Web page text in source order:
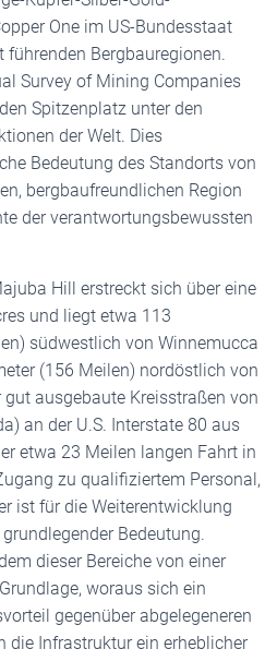
One im US-Bundesstaat
führenden Bergbauregionen.
Survey of Mining Companies
Spitzenplatz unter den
der Welt. Dies
Bedeutung des Standorts von
bergbaufreundlichen Region
der verantwortungsbewussten
Hill erstreckt sich über eine
und liegt etwa 113
südwestlich von Winnemucca
(156 Meilen) nordöstlich von
gut ausgebaute Kreisstraßen von
an der U.S. Interstate 80 aus
etwa 23 Meilen langen Fahrt in
zu qualifiziertem Personal,
ist für die Weiterentwicklung
Bedeutung.
dieser Bereiche von einer
woraus sich ein
gegenüber abgelegeneren
die Infrastruktur ein erheblicher